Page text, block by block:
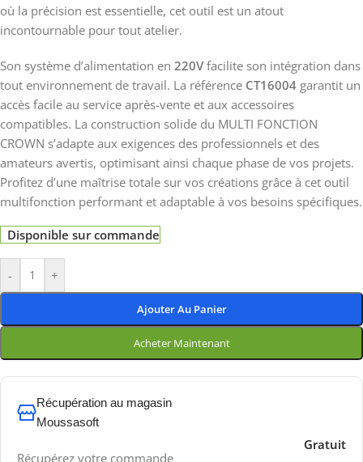
où la précision est essentielle, cet outil est un atout
incontournable pour tout atelier.
Son système d’alimentation en 220Vfacilite son intégration dans
tout environnement de travail. La référence CT16004 garantit un
accès facile au service après-vente et aux accessoires
compatibles. La construction solide du MULTI FONCTION
CROWN s’adapte aux exigences des professionnels et des
amateurs avertis, optimisant ainsi chaque phase de vos projets.
Profitez d’une maîtrise totale sur vos créations grâce à cet outil
multifonction performant et adaptable à vos besoins spécifiques.
Disponible sur commande
- +
Ajouter Au Panier
Acheter Maintenant
Récupération au magasin
Moussasoft
Récupérez votre commande
Gratuit